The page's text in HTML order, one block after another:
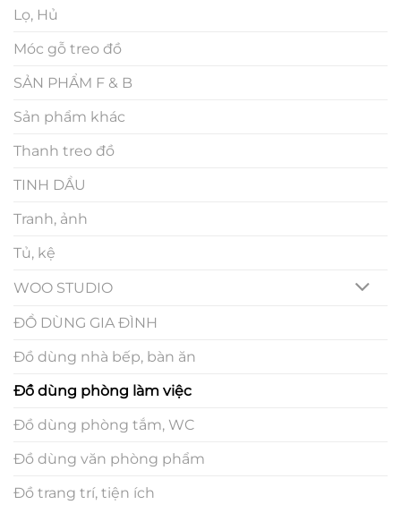
Lọ, Hủ
Móc gỗ treo đồ
SẢN PHẨM F & B
Sản phẩm khác
Thanh treo đồ
TINH DẦU
Tranh, ảnh
Tủ, kệ
WOO STUDIO
ĐỒ DÙNG GIA ĐÌNH
Đồ dùng nhà bếp, bàn ăn
Đồ dùng phòng làm việc
Đồ dùng phòng tắm, WC
Đồ dùng văn phòng phẩm
Đồ trang trí, tiện ích